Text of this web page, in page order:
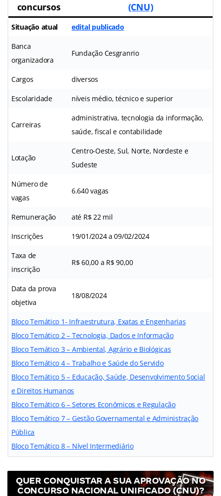
concursos
(CNU)
Situação atual edital publicado
Banca
organizadora
Fundação Cesgranrio
Cargos diversos
Escolaridade níveis médio, técnico e superior
Carreiras
administrativa, tecnologia da informação,
saúde, fiscal e contabilidade
Lotação
Centro-Oeste, Sul, Norte, Nordeste e
Sudeste
Número de
vagas
6.640 vagas
Remuneração até R$ 22 mil
Inscrições 19/01/2024 a 09/02/2024
Taxa de
inscrição
R$ 60,00 a R$ 90,00
Data da prova
objetiva
18/08/2024
Bloco Temático 1- Infraestrutura, Exatas e Engenharias
Bloco Temático 2 – Tecnologia, Dados e Informação
Bloco Temático 3 – Ambiental, Agrário e Biológicas
Bloco Temático 4 – Trabalho e Saúde do Servido
Bloco Temático 5 – Educação, Saúde, Desenvolvimento Social
e Direitos Humanos
Bloco Temático 6 – Setores Econômicos e Regulação
Bloco Temático 7 – Gestão Governamental e Administração
Pública
Bloco Temático 8 – Nível Intermediário
QUER CONQUISTAR A SUA APROVAÇÃO NO
CONCURSO NACIONAL UNIFICADO (CNU)?